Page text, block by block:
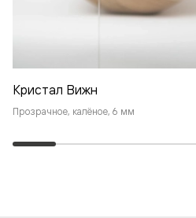
Кристал Вижн
Прозрачное, калёное, 6 мм